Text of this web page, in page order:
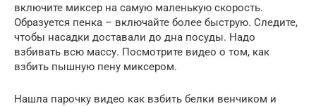
включите миксер на самую маленькую скорость.
Образуется пенка – включайте более быструю. Следите,
чтобы насадки доставали до дна посуды. Надо
взбивать всю массу. Посмотрите видео о том, как
взбить пышную пену миксером.
Нашла парочку видео как взбить белки венчиком и